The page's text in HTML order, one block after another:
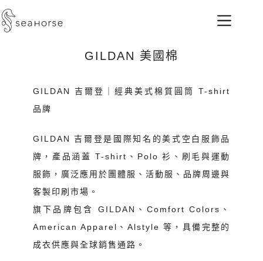
GILDAN 美國棉
GILDAN 吉爾登｜經典美式棉質圓筒 T-shirt
品牌
GILDAN 吉爾登是國際知名的美式空白服飾品
牌，產品涵蓋 T-shirt、Polo 衫、刷毛與運動
服飾，廣泛應用於團體服、活動服、品牌周邊與
客製印刷市場。
旗下品牌包含 GILDAN、Comfort Colors、
American Apparel、Alstyle 等，具備完整的
成衣供應與全球銷售通路。